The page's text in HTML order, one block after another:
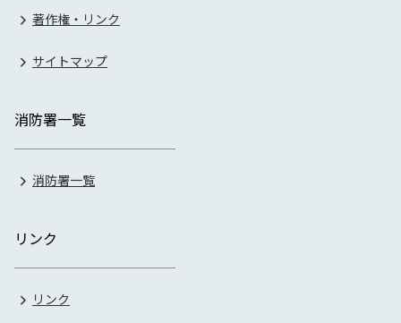
著作権・リンク
サイトマップ
消防署一覧
消防署一覧
リンク
リンク